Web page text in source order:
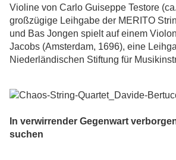
Violine von Carlo Guiseppe Testore
großzügige Leihgabe der MERITO
und Bas Jongen spielt auf einem
Jacobs (Amsterdam, 1696), eine
Niederländischen Stiftung für
In verwirrender Gegenwart
suchen